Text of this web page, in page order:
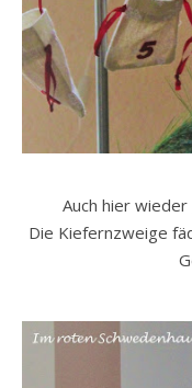
Auch hier
Die Kiefernzweige